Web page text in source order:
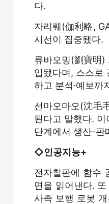
다.
자리뤠(伽利略,
시선이 집중됐다.
류바오밍(劉寶明)
입됐다며, 스스로
하고 분석∙예보까
선마오마오(沈毛
된다고 말했다.
단계에서 생산-판
◇인공지능+
전자칠판에 함수
면을 읽어낸다.
사족 보행 로봇